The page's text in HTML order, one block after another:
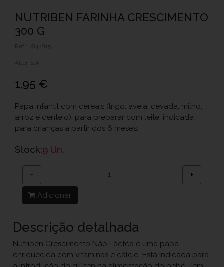
NUTRIBEN FARINHA CRESCIMENTO
300 G
Ref.: 7842815
Alter, S.A.
1,95 €
Papa infantil com cereais (trigo, aveia, cevada, milho,
arroz e centeio), para preparar com leite, indicada
para crianças a partir dos 6 meses.
Stock:9 Un.
− +
Adicionar
Descrição detalhada
Nutribén Crescimento Não Láctea é uma papa
enriquecida com vitaminas e cálcio. Está indicada para